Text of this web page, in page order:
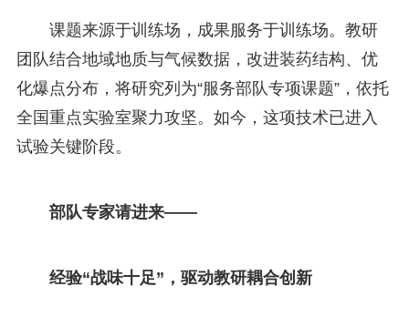
课题来源于训练场，成果服务于训练场。教研
团队结合地域地质与气候数据，改进装药结构、优
化爆点分布，将研究列为“服务部队专项课题”，依托
全国重点实验室聚力攻坚。如今，这项技术已进入
试验关键阶段。
部队专家请进来——
经验“战味十足”，驱动教研耦合创新